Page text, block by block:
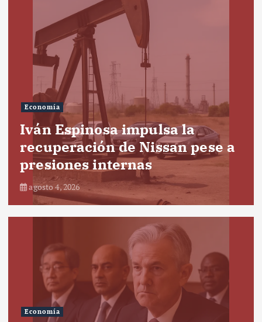
Economía
Iván Espinosa impulsa la
recuperación de Nissan pese a
presiones internas
agosto 4, 2026
Economía